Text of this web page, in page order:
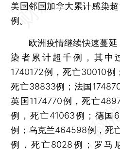
美国邻国加拿大累计感染
例。
欧洲疫情继续快速蔓延
染者累计超千例，其中
1740172例，死亡30010例
死亡38833例；法国
英国1174770例，死亡
例，死亡41063例；德国
例；乌克兰464598例，死
例，死亡8028例；罗马